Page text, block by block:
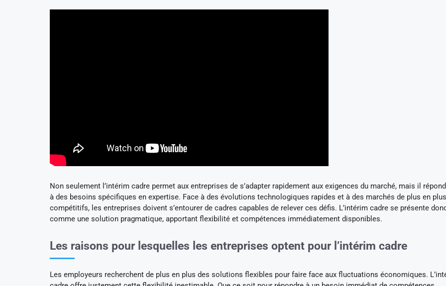
Non seulement l’intérim cadre permet aux entreprises de s’adapter rapidement aux exigences du marché, mais il
à des besoins spécifiques en expertise. Face à des évolutions technologiques rapides et à des marchés de plus en plus
compétitifs, les entreprises doivent s’entourer de cadres capables de relever ces défis. L’intérim cadre se présente
comme une solution pragmatique, apportant flexibilité et compétences immédiatement disponibles.
Les raisons pour lesquelles les entreprises optent pour l’intérim cadre
Les employeurs recherchent de plus en plus des solutions flexibles pour faire face aux fluctuations économiques.